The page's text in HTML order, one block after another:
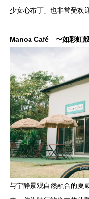
少女心布丁」也非常受欢迎
Manoa Café 〜如彩虹般
与宁静景观自然融合的夏